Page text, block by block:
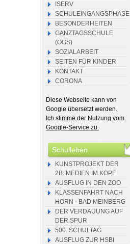
ISERV
SCHULEINGANGSPHASE
BESONDERHEITEN
GANZTAGSSCHULE
(OGS)
SOZIALARBEIT
SEITEN FÜR KINDER
KONTAKT
CORONA
Diese Webseite kann von
Google übersetzt werden.
Ich stimme der Nutzung vom
Google-Service zu.
Schulleben
KUNSTPROJEKT DER
2B: MEDIEN IM KOPF
AUSFLUG IN DEN ZOO
KLASSENFAHRT NACH
HORN - BAD MEINBERG
DER VERDAUUNG AUF
DER SPUR
500. SCHULTAG
AUSFLUG ZUR HSBI